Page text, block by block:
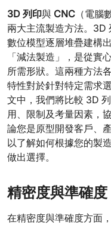
量產能力與可擴展性
結論
3D 列印與 CNC （電
兩大主流製造方法。3D
數位模型逐層堆疊建構
「減法製造」，是從實
所需形狀。這兩種方法
特性對於針對特定需求
文中，我們將比較 3D
用、限制及考量因素，
論您是原型開發客戶、
以了解如何根據您的製
做出選擇。
精密度與準確度
在精密度與準確度方面